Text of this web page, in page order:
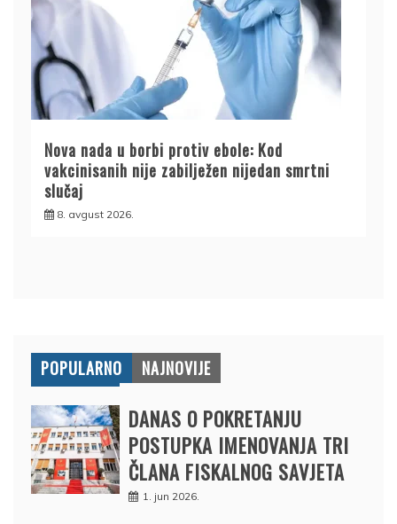
Nova nada u borbi protiv ebole: Kod
vakcinisanih nije zabilježen nijedan smrtni
slučaj
8. avgust 2026.
POPULARNO NAJNOVIJE
DANAS O POKRETANJU
POSTUPKA IMENOVANJA TRI
ČLANA FISKALNOG SAVJETA
1. jun 2026.